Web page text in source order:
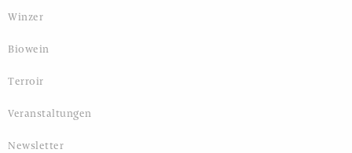
Winzer
Biowein
Terroir
Veranstaltungen
Newsletter